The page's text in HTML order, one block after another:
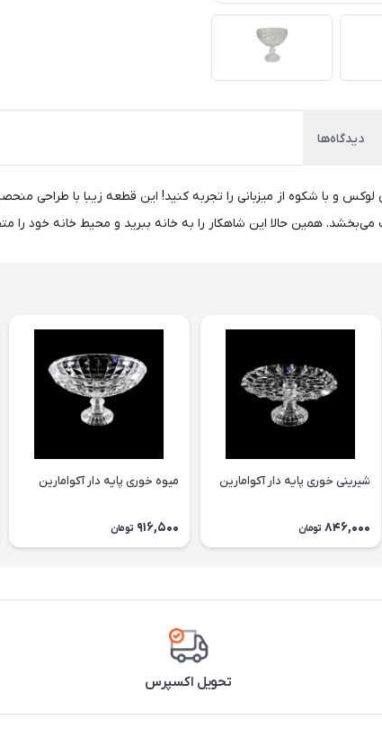
دیدگاه‌ها
لوکس و با شکوه از میزبانی را تجربه کنید! این قطعه زیبا با طراحی
همین حالا این شاهکار را به خانه ببرید و محیط خانه خود را
شیرینی خوری پایه دار آکوامارین
846,000 تومان
میوه خوری پایه دار آکوامارین
916,500 تومان
تحویل اکسپرس